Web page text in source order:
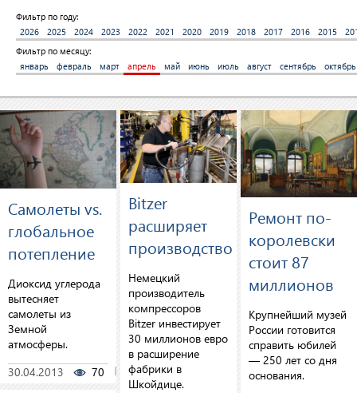
Фильтр по году:
2026
2025 2024 2023 2022 2021 2020 2019 2018 2017 2016 2015
Фильтр по месяцу:
январь
февраль март апрель май июнь июль август сентябрь октябрь
Самолеты vs.
глобальное
потепление
Диоксид углерода
вытесняет
самолеты из
Земной
атмосферы.
30.04.2013
70 0
Bitzer
расширяет
производство
Немецкий
производитель
компрессоров
Bitzer инвестирует
30 миллионов евро
в расширение
фабрики в
Шкойдице.
Ремонт по-
королевски
стоит 87
миллионов
Крупнейший музей
России готовится
справить юбилей
— 250 лет со дня
основания.